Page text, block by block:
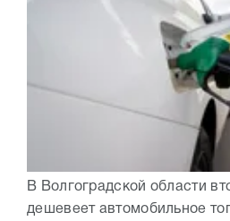
В Волгоградской области
дешевеет автомобильное